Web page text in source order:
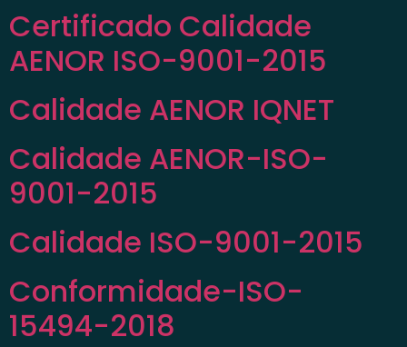
Certificado Calidade
AENOR ISO-9001-2015
Calidade AENOR IQNET
Calidade AENOR-ISO-
9001-2015
Calidade ISO-9001-2015
Conformidade-ISO-
15494-2018